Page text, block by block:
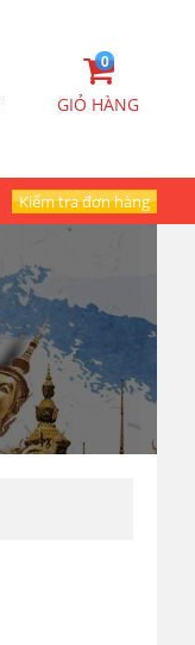
0
GIỎ HÀNG
Kiểm tra đơn hàng